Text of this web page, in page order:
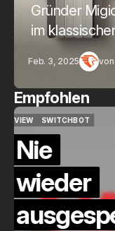
Gründer
im
Feb. 3, 2025 von
Empfohlen
QUICKCHECK
Die